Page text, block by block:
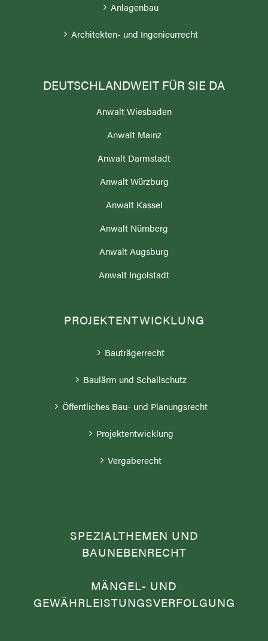
Anlagenbau
Architekten- und Ingenieurrecht
DEUTSCHLANDWEIT FÜR SIE DA
Anwalt Wiesbaden
Anwalt Mainz
Anwalt Darmstadt
Anwalt Würzburg
Anwalt Kassel
Anwalt Nürnberg
Anwalt Augsburg
Anwalt Ingolstadt
PROJEKTENTWICKLUNG
Bauträgerrecht
Baulärm und Schallschutz
Öffentliches Bau- und Planungsrecht
Projektentwicklung
Vergaberecht
SPEZIALTHEMEN UND
BAUNEBENRECHT
MÄNGEL- UND
GEWÄHRLEISTUNGSVERFOLGUNG